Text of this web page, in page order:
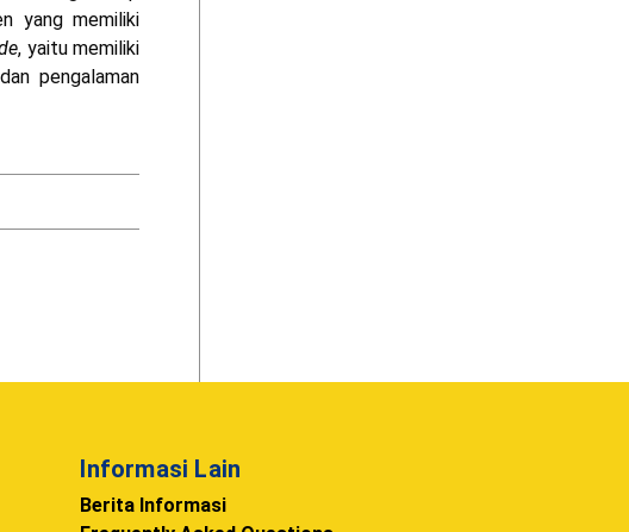
yang memiliki
, yaitu memiliki
pengalaman
Informasi Lain
Berita Informasi